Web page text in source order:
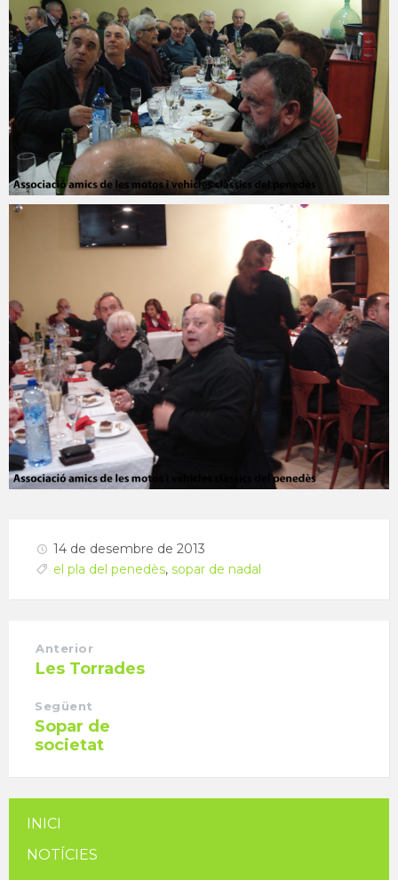
14 de desembre de 2013
el pla del penedès, sopar de nadal
Anterior
Les Torrades
Següent
Sopar de
societat
INICI
NOTÍCIES